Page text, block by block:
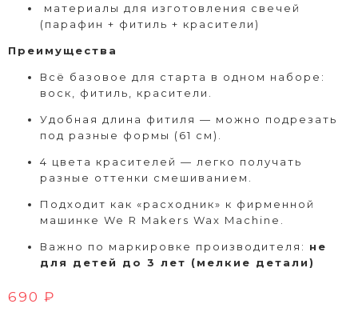
материалы для изготовления свечей
(парафин + фитиль + красители)
Преимущества
Всё базовое для старта в одном наборе:
воск, фитиль, красители.
Удобная длина фитиля — можно подрезать
под разные формы (61 см).
4 цвета красителей — легко получать
разные оттенки смешиванием.
Подходит как «расходник» к фирменной
машинке We R Makers Wax Machine.
Важно по маркировке производителя: не
для детей до 3 лет (мелкие детали)
690 ₽